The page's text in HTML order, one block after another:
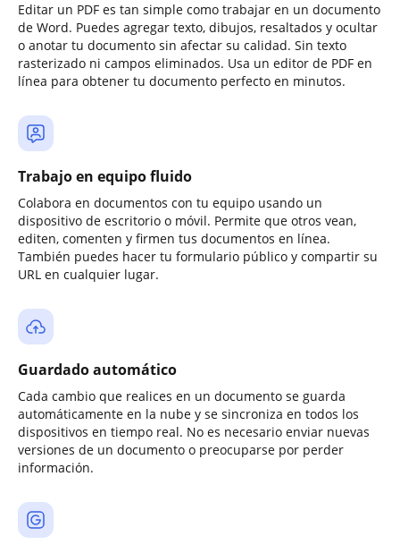
Editar un PDF es tan simple como trabajar en un documento
de Word. Puedes agregar texto, dibujos, resaltados y ocultar
o anotar tu documento sin afectar su calidad. Sin texto
rasterizado ni campos eliminados. Usa un editor de PDF en
línea para obtener tu documento perfecto en minutos.
Trabajo en equipo fluido
Colabora en documentos con tu equipo usando un
dispositivo de escritorio o móvil. Permite que otros vean,
editen, comenten y firmen tus documentos en línea.
También puedes hacer tu formulario público y compartir su
URL en cualquier lugar.
Guardado automático
Cada cambio que realices en un documento se guarda
automáticamente en la nube y se sincroniza en todos los
dispositivos en tiempo real. No es necesario enviar nuevas
versiones de un documento o preocuparse por perder
información.